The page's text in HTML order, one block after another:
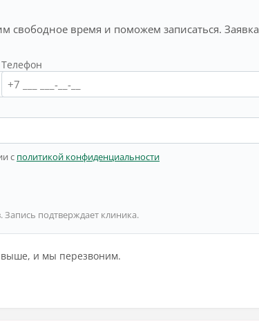
время и поможем записаться. Заявка
Телефон
с политикой конфиденциальности
Запись подтверждает клиника.
выше, и мы перезвоним.